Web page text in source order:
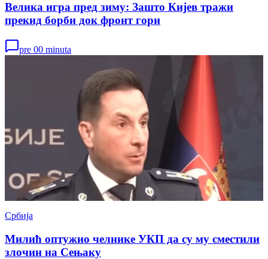
Велика игра пред зиму: Зашто Кијев тражи
прекид борби док фронт гори
pre 00 minuta
Србија
Милић оптужио челнике УКП да су му сместили
злочин на Сењаку